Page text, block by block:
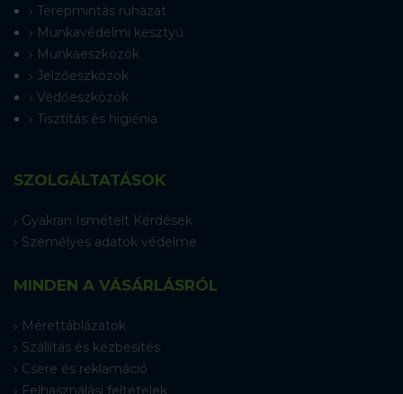
Terepmintás ruházat
Munkavédelmi kesztyű
Munkaeszközök
Jelzőeszközök
Védőeszközök
Tisztítás és higiénia
SZOLGÁLTATÁSOK
Gyakran Ismételt Kérdések
Személyes adatok védelme
MINDEN A VÁSÁRLÁSRÓL
Mérettáblázatok
Szállítás és kézbesítés
Csere és reklamáció
Felhasználási feltételek